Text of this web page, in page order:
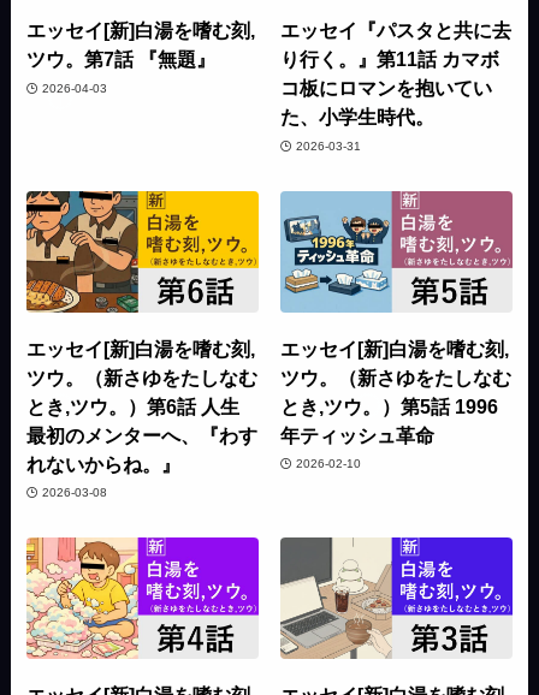
エッセイ[新]白湯を嗜む刻,
ツウ。第7話 『無題』
2026-04-03
エッセイ『パスタと共に去
り行く。』第11話 カマボ
コ板にロマンを抱いてい
た、小学生時代。
2026-03-31
エッセイ[新]白湯を嗜む刻,
ツウ。（新さゆをたしなむ
とき,ツウ。）第6話 人生
最初のメンターへ、『わす
れないからね。』
2026-03-08
エッセイ[新]白湯を嗜む刻,
ツウ。（新さゆをたしなむ
とき,ツウ。）第5話 1996
年ティッシュ革命
2026-02-10